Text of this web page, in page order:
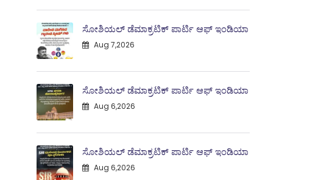
ಸೋಶಿಯಲ್ ಡೆಮಾಕ್ರಟಿಕ್ ಪಾರ್ಟಿ ಆಫ್ ಇಂಡಿಯಾ
Aug 7,2026
ಸೋಶಿಯಲ್ ಡೆಮಾಕ್ರಟಿಕ್ ಪಾರ್ಟಿ ಆಫ್ ಇಂಡಿಯಾ
Aug 6,2026
ಸೋಶಿಯಲ್ ಡೆಮಾಕ್ರಟಿಕ್ ಪಾರ್ಟಿ ಆಫ್ ಇಂಡಿಯಾ
Aug 6,2026